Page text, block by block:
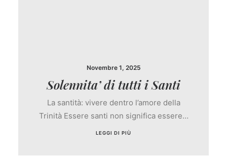
Novembre 1, 2025
Solennita’ di tutti i Santi
La santità: vivere dentro l’amore della
Trinità Essere santi non significa essere…
LEGGI DI PIÙ